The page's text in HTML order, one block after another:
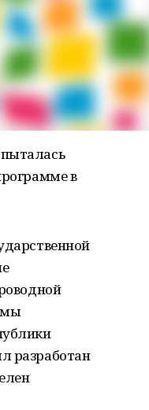
в
разработан